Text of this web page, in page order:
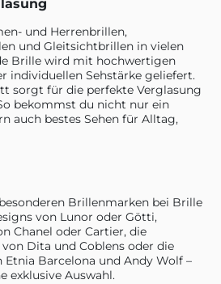
und Herrenbrillen,
und Gleitsichtbrillen in vielen
Brille wird mit hochwertigen
individuellen Sehstärke geliefert.
sorgt für die perfekte Verglasung
bekommst du nicht nur ein
auch bestes Sehen für Alltag,
Brillenmarken bei Brille
von Lunor oder Götti,
Chanel oder Cartier, die
Dita und Coblens oder die
Barcelona und Andy Wolf –
exklusive Auswahl.